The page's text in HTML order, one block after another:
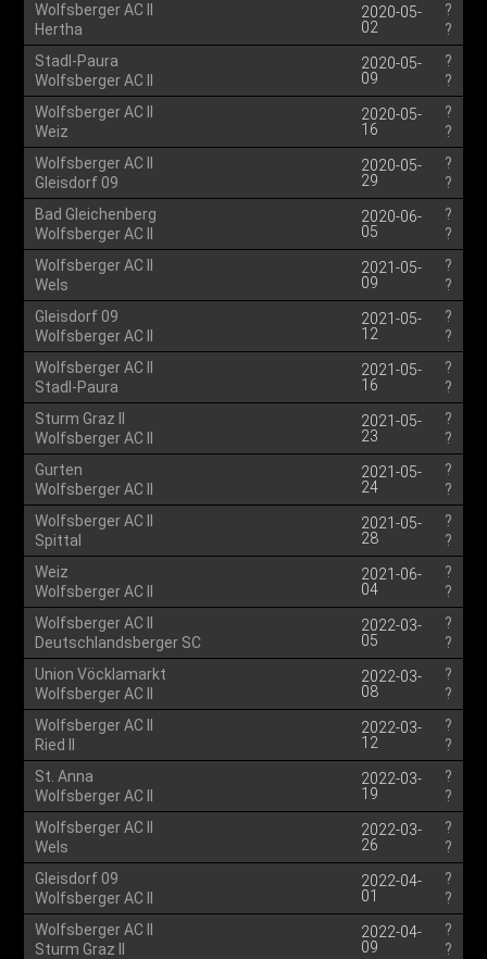
Wolfsberger AC II
Hertha
2020-05-
02
?
?
Stadl-Paura
Wolfsberger AC II
2020-05-
09
?
?
Wolfsberger AC II
Weiz
2020-05-
16
?
?
Wolfsberger AC II
Gleisdorf 09
2020-05-
29
?
?
Bad Gleichenberg
Wolfsberger AC II
2020-06-
05
?
?
Wolfsberger AC II
Wels
2021-05-
09
?
?
Gleisdorf 09
Wolfsberger AC II
2021-05-
12
?
?
Wolfsberger AC II
Stadl-Paura
2021-05-
16
?
?
Sturm Graz II
Wolfsberger AC II
2021-05-
23
?
?
Gurten
Wolfsberger AC II
2021-05-
24
?
?
Wolfsberger AC II
Spittal
2021-05-
28
?
?
Weiz
Wolfsberger AC II
2021-06-
04
?
?
Wolfsberger AC II
Deutschlandsberger SC
2022-03-
05
?
?
Union Vöcklamarkt
Wolfsberger AC II
2022-03-
08
?
?
Wolfsberger AC II
Ried II
2022-03-
12
?
?
St. Anna
Wolfsberger AC II
2022-03-
19
?
?
Wolfsberger AC II
Wels
2022-03-
26
?
?
Gleisdorf 09
Wolfsberger AC II
2022-04-
01
?
?
Wolfsberger AC II
Sturm Graz II
2022-04-
09
?
?